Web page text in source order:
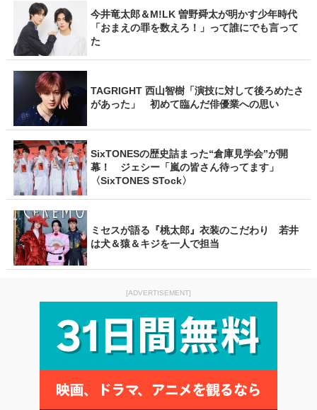
今井竜太郎＆M!LK 曽野舜太が明かす少年時代
「おまえの罪を数えろ！」って誰にでも言って
た
TAGRIGHT 西山智樹「演技に対して後ろめたさ
があった」 初めて臨んだ俳優業への思い
SixTONESの歴史詰まった“倉庫見学会”が開
幕！ ジェシー「嵐の皆さん待ってます」
〈SixTONES STock〉
ミセスが語る『桃太郎』衣装のこだわり 若井
は犬＆猿＆キジを一人で担当
[ADVERTISEMENT]